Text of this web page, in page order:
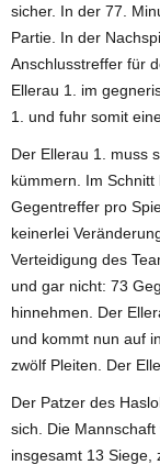
sicher. In der 77.
Partie. In der
Anschlusstreffer für
Ellerau 1. im
1. und fuhr somit
Der Ellerau 1. muss
kümmern. Im
Gegentreffer pro
keinerlei
Verteidigung des
und gar nicht: 73
hinnehmen. Der
und kommt nun auf
zwölf Pleiten. Der
Der Patzer des
sich. Die
insgesamt 13 Siege,